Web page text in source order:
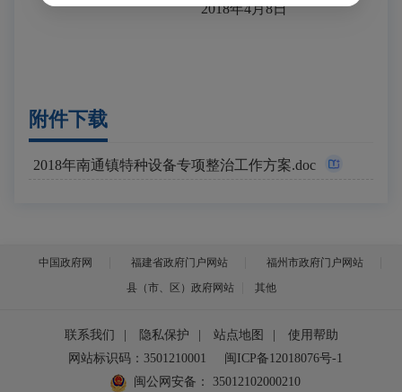
2018年4月8日
附件下载
2018年南通镇特种设备专项整治工作方案.doc
中国政府网 福建省政府门户网站
福州市政府门户网站
县（市、区）政府网站
其他
联系我们 隐私保护 站点地图
使用帮助
网站标识码：3501210001
闽ICP备12018076号-1
闽公网安备：
35012102000210